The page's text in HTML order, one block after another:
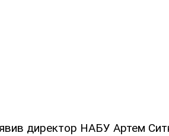
директор НАБУ Артем